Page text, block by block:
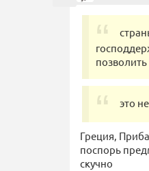
позволить
это
Греция,
поспорь
скучно